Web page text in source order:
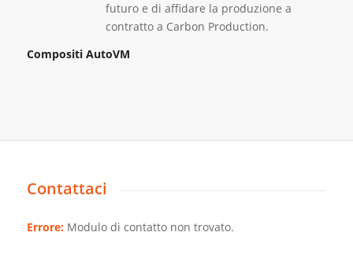
futuro e di affidare la produzione a
contratto a Carbon Production.
Compositi AutoVM
Contattaci
Errore:Modulo di contatto non trovato.